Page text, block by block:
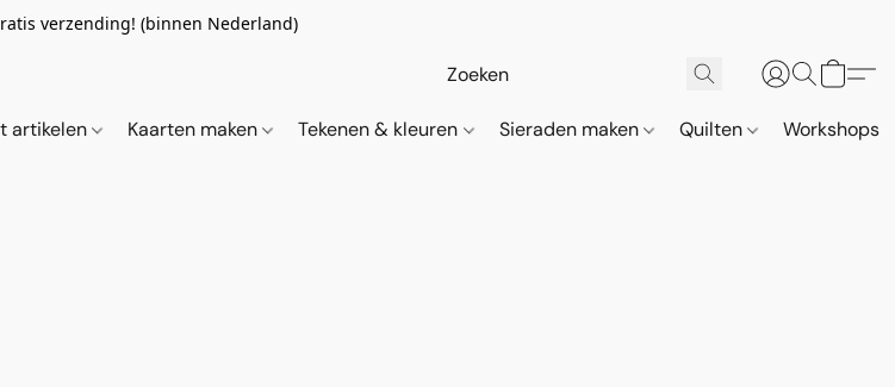
verzending! (binnen Nederland)
artikelen Kaarten maken Tekenen & kleuren Sieraden maken Quilten Workshops